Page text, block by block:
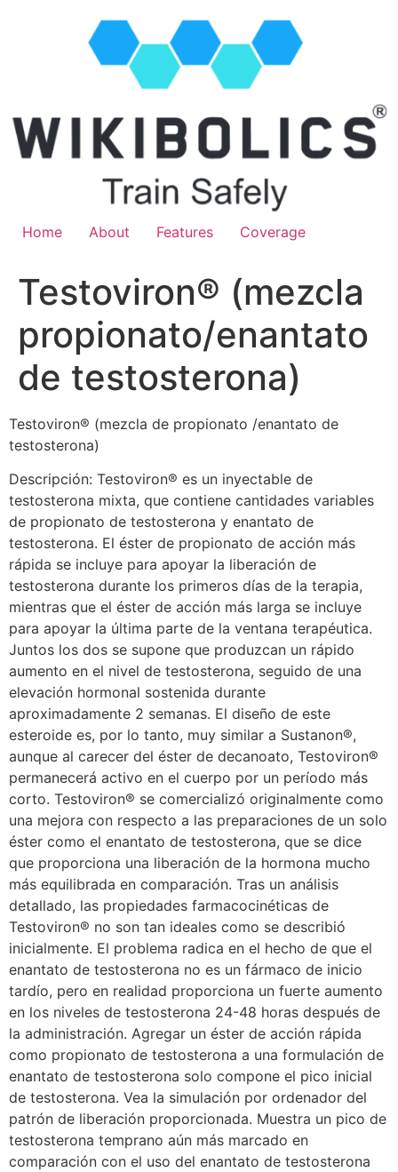
Home About Features Coverage
Testoviron® (mezcla
propionato/enantato
de testosterona)
Testoviron® (mezcla de propionato /enantato de
testosterona)
Descripción: Testoviron® es un inyectable de
testosterona mixta, que contiene cantidades variables
de propionato de testosterona y enantato de
testosterona. El éster de propionato de acción más
rápida se incluye para apoyar la liberación de
testosterona durante los primeros días de la terapia,
mientras que el éster de acción más larga se incluye
para apoyar la última parte de la ventana terapéutica.
Juntos los dos se supone que produzcan un rápido
aumento en el nivel de testosterona, seguido de una
elevación hormonal sostenida durante
aproximadamente 2 semanas. El diseño de este
esteroide es, por lo tanto, muy similar a Sustanon®,
aunque al carecer del éster de decanoato, Testoviron®
permanecerá activo en el cuerpo por un período más
corto. Testoviron® se comercializó originalmente como
una mejora con respecto a las preparaciones de un solo
éster como el enantato de testosterona, que se dice
que proporciona una liberación de la hormona mucho
más equilibrada en comparación. Tras un análisis
detallado, las propiedades farmacocinéticas de
Testoviron® no son tan ideales como se describió
inicialmente. El problema radica en el hecho de que el
enantato de testosterona no es un fármaco de inicio
tardío, pero en realidad proporciona un fuerte aumento
en los niveles de testosterona 24-48 horas después de
la administración. Agregar un éster de acción rápida
como propionato de testosterona a una formulación de
enantato de testosterona solo compone el pico inicial
de testosterona. Vea la simulación por ordenador del
patrón de liberación proporcionada. Muestra un pico de
testosterona temprano aún más marcado en
comparación con el uso del enantato de testosterona